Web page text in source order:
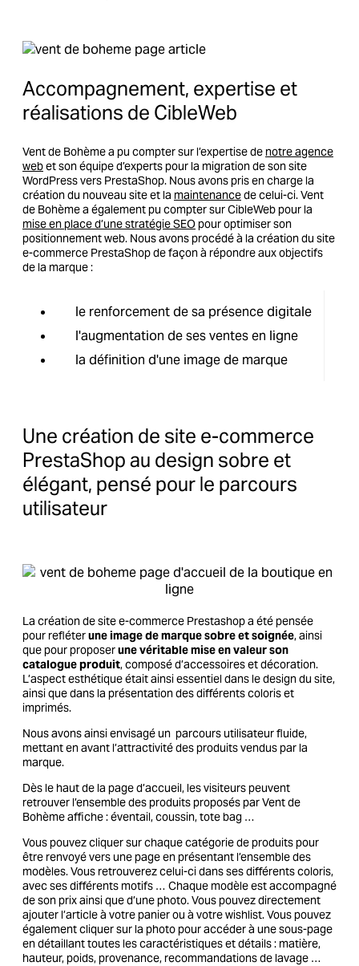
Accompagnement, expertise et
réalisations de CibleWeb
Vent de Bohème a pu compter sur l’expertise de notre agence
webet son équipe d’experts pour la migration de son site
WordPress vers PrestaShop. Nous avons pris en charge la
création du nouveau site et la maintenancede celui-ci. Vent
de Bohème a également pu compter sur CibleWeb pour la
mise en place d’une stratégie SEOpour optimiser son
positionnement web. Nous avons procédé à la création du site
e-commerce PrestaShop de façon à répondre aux objectifs
de la marque :
le renforcement de sa présence digitale
l'augmentation de ses ventes en ligne
la définition d'une image de marque
Une création de site e-commerce
PrestaShop au design sobre et
élégant, pensé pour le parcours
utilisateur
La création de site e-commerce Prestashop a été pensée
pour refléterune image de marque sobre et soignée, ainsi
que pour proposerune véritable mise en valeur son
catalogue produit, composé d’accessoires et décoration.
L’aspect esthétique était ainsi essentiel dans le design du site,
ainsi que dans la présentation des différents coloris et
imprimés.
Nous avons ainsi envisagé un parcours utilisateur fluide,
mettant en avant l’attractivité des produits vendus par la
marque.
Dès le haut de la page d’accueil, les visiteurs peuvent
retrouver l’ensemble des produits proposés par Vent de
Bohème affiche : éventail, coussin, tote bag …
Vous pouvez cliquer sur chaque catégorie de produits pour
être renvoyé vers une page en présentant l’ensemble des
modèles. Vous retrouverez celui-ci dans ses différents coloris,
avec ses différents motifs … Chaque modèle est accompagné
de son prix ainsi que d’une photo. Vous pouvez directement
ajouter l’article à votre panier ou à votre wishlist. Vous pouvez
également cliquer sur la photo pour accéder à une sous-page
en détaillant toutes les caractéristiques et détails : matière,
hauteur, poids, provenance, recommandations de lavage …